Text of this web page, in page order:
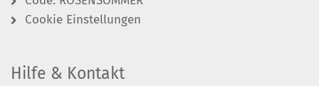
Cookie Einstellungen
Hilfe & Kontakt